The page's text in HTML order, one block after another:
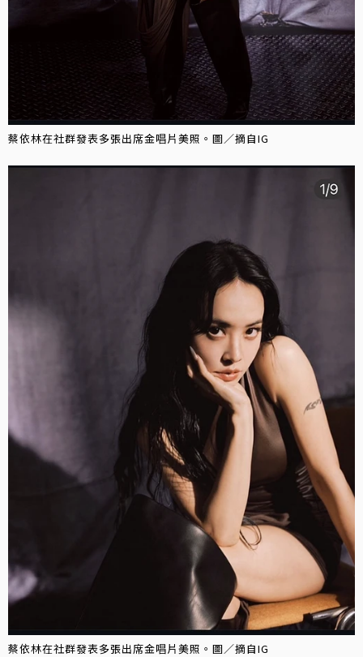
蔡依林在社群發表多張出席金唱片美照。圖／摘自IG
蔡依林在社群發表多張出席金唱片美照。圖／摘自IG